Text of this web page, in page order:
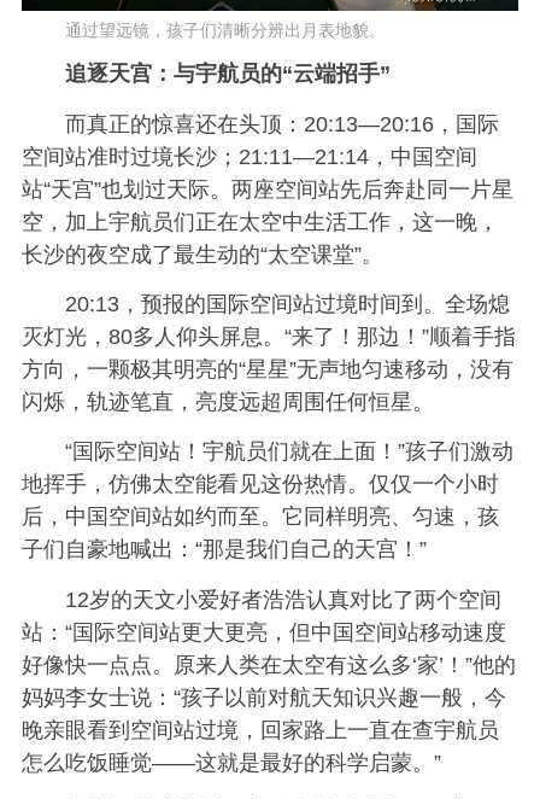
通过望远镜，孩子们清晰分辨出月表地貌。
追逐天宫：与宇航员的“云端招手”
而真正的惊喜还在头顶：20:13—20:16，国际
空间站准时过境长沙；21:11—21:14，中国空间
站“天宫”也划过天际。两座空间站先后奔赴同一片星
空，加上宇航员们正在太空中生活工作，这一晚，
长沙的夜空成了最生动的“太空课堂”。
20:13，预报的国际空间站过境时间到。全场熄
灭灯光，80多人仰头屏息。“来了！那边！”顺着手指
方向，一颗极其明亮的“星星”无声地匀速移动，没有
闪烁，轨迹笔直，亮度远超周围任何恒星。
“国际空间站！宇航员们就在上面！”孩子们激动
地挥手，仿佛太空能看见这份热情。仅仅一个小时
后，中国空间站如约而至。它同样明亮、匀速，孩
子们自豪地喊出：“那是我们自己的天宫！”
12岁的天文小爱好者浩浩认真对比了两个空间
站：“国际空间站更大更亮，但中国空间站移动速度
好像快一点点。原来人类在太空有这么多‘家’！”他的
妈妈李女士说：“孩子以前对航天知识兴趣一般，今
晚亲眼看到空间站过境，回家路上一直在查宇航员
怎么吃饭睡觉——这就是最好的科学启蒙。”